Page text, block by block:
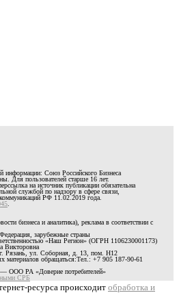
информации: Союз Российского Бизнеса
пользователей старше 16 лет.
на источник публикации обязательна
службой по надзору в сфере связи,
РФ 11.02.2019 года.
бизнеса и аналитика), реклама в соответствии с
зарубежные страны
«Наш Регион» (ОГРН 1106230001173)
Викторовна
Рязань, ул. Соборная, д. 13, пом. Н12
материалов обращаться:Тел.: +7 905 187-90-61
— ООО РА «Доверие потребителей»
СРБ
ресурса происходит обработка и